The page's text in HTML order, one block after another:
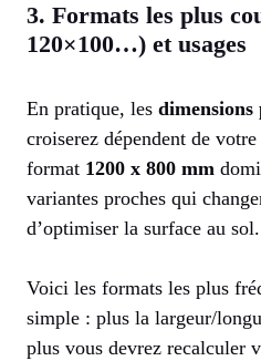
3. Formats les plus
120×100…) et usages
En pratique, les dimensions
croiserez dépendent de
format 1200 x 800 mm
variantes proches qui
d’optimiser la surface au sol.
Voici les formats les plus
simple : plus la largeur/
plus vous devrez recalculer